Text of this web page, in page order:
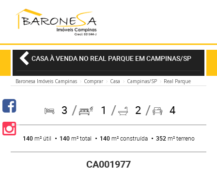
CASA À VENDA NO REAL PARQUE EM CAMPINAS/SP
Baronesa Imóveis Campinas Comprar Casa Campinas/SP Real Parque
3 1 2 4
140m² útil 140m² total 140m² construída 352 m² terreno
CA001977